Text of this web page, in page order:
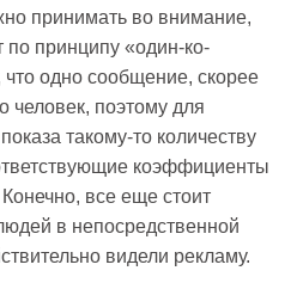
принимать во внимание,
по принципу «один-ко-
что одно сообщение, скорее
человек, поэтому для
такому-то количеству
коэффициенты
все еще стоит
в непосредственной
видели рекламу.